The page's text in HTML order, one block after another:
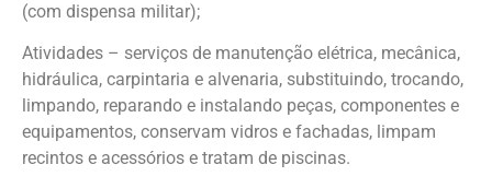
(com dispensa militar);
Atividades – serviços de manutenção elétrica, mecânica,
hidráulica, carpintaria e alvenaria, substituindo, trocando,
limpando, reparando e instalando peças, componentes e
equipamentos, conservam vidros e fachadas, limpam
recintos e acessórios e tratam de piscinas.